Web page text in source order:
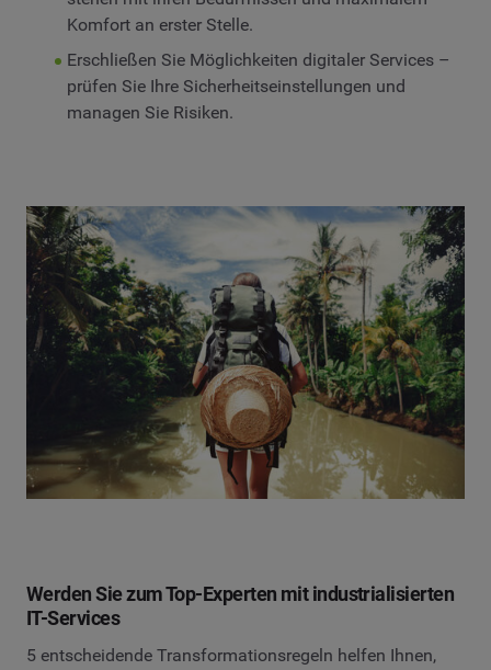
Komfort an erster Stelle.
Erschließen Sie Möglichkeiten digitaler Services –
prüfen Sie Ihre Sicherheitseinstellungen und
managen Sie Risiken.
Werden Sie zum Top-Experten mit industrialisierten
IT-Services
5 entscheidende Transformationsregeln helfen Ihnen,